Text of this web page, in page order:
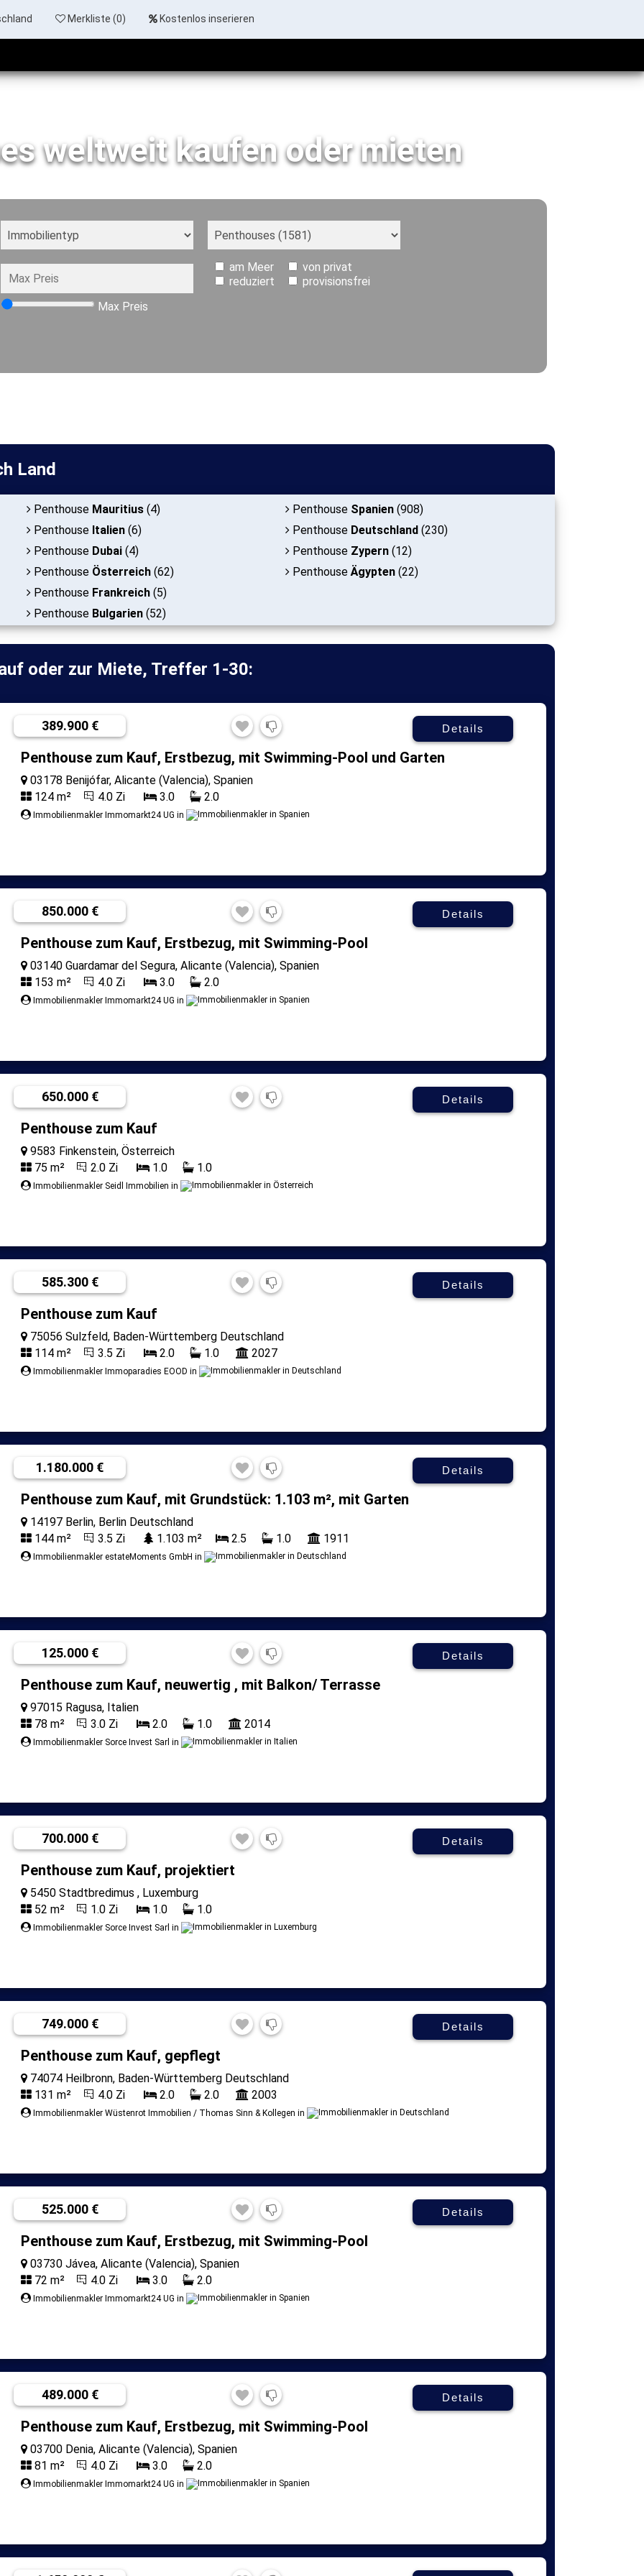
weltweit kaufen oder mieten
Max Preis
am Meer
reduziert
von privat
provisionsfrei
Merkliste (0) Kostenlos inserieren
Land
Penthouse Mauritius (4)
Penthouse Italien (6)
Penthouse Dubai (4)
Penthouse Österreich (62)
Penthouse Frankreich (5)
Penthouse Bulgarien (52)
Penthouse Spanien (908)
Penthouse Deutschland (230)
Penthouse Zypern (12)
PenthouseÄgypten (22)
oder zur Miete, Treffer 1-30:
389.900 € Details
Penthouse zum Kauf, Erstbezug, mit Swimming-Pool und Garten
03178 Benijófar, Alicante (Valencia), Spanien
124 m²
4.0 Zi 3.0 2.0
Immobilienmakler Immomarkt24 UG in
850.000 € Details
Penthouse zum Kauf, Erstbezug, mit Swimming-Pool
03140 Guardamar del Segura, Alicante (Valencia), Spanien
153 m²
4.0 Zi 3.0 2.0
Immobilienmakler Immomarkt24 UG in
650.000 € Details
Penthouse zum Kauf
9583 Finkenstein, Österreich
75 m²
2.0 Zi 1.0 1.0
Immobilienmakler Seidl Immobilien in
585.300 € Details
Penthouse zum Kauf
75056 Sulzfeld, Baden-Württemberg Deutschland
114 m²
3.5 Zi 2.0 1.0 2027
Immobilienmakler Immoparadies EOOD in
1.180.000 € Details
Penthouse zum Kauf, mit Grundstück: 1.103 m², mit Garten
14197 Berlin, Berlin Deutschland
144 m²
3.5 Zi 1.103 m² 2.5 1.0 1911
Immobilienmakler estateMoments GmbH in
125.000 € Details
Penthouse zum Kauf, neuwertig , mit Balkon/ Terrasse
97015 Ragusa, Italien
78 m²
3.0 Zi 2.0 1.0 2014
Immobilienmakler Sorce Invest Sarl in
700.000 € Details
Penthouse zum Kauf, projektiert
5450 Stadtbredimus , Luxemburg
52 m²
1.0 Zi 1.0 1.0
Immobilienmakler Sorce Invest Sarl in
749.000 € Details
Penthouse zum Kauf, gepflegt
74074 Heilbronn, Baden-Württemberg Deutschland
131 m²
4.0 Zi 2.0 2.0 2003
Immobilienmakler Wüstenrot Immobilien / Thomas Sinn & Kollegen in
525.000 € Details
Penthouse zum Kauf, Erstbezug, mit Swimming-Pool
03730 Jávea, Alicante (Valencia), Spanien
72 m²
4.0 Zi 3.0 2.0
Immobilienmakler Immomarkt24 UG in
489.000 € Details
Penthouse zum Kauf, Erstbezug, mit Swimming-Pool
03700 Denia, Alicante (Valencia), Spanien
81 m²
4.0 Zi 3.0 2.0
Immobilienmakler Immomarkt24 UG in